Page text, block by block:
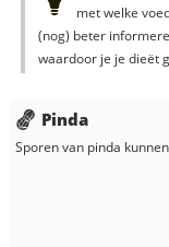
met welke
(nog) beter
waardoor je je dieët
Pinda
Sporen van pinda